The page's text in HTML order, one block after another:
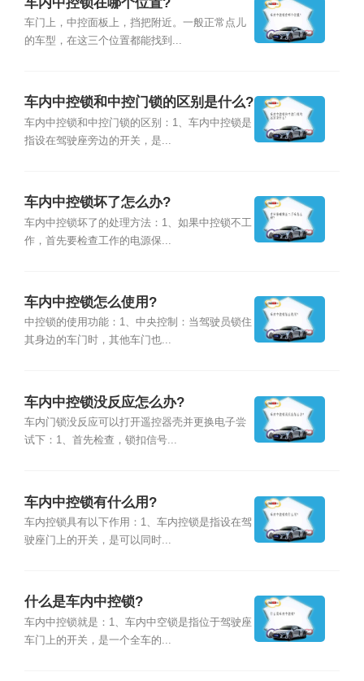
车门上，中控面板上，挡把附近。一般正常点儿
的车型，在这三个位置都能找到...
车内中控锁和中控门锁的区别是什么?
车内中控锁和中控门锁的区别：1、车内中控锁是
指设在驾驶座旁边的开关，是...
车内中控锁坏了怎么办?
车内中控锁坏了的处理方法：1、如果中控锁不工
作，首先要检查工作的电源保...
车内中控锁怎么使用?
中控锁的使用功能：1、中央控制：当驾驶员锁住
其身边的车门时，其他车门也...
车内中控锁没反应怎么办?
车内门锁没反应可以打开遥控器壳并更换电子尝
试下：1、首先检查，锁扣信号...
车内中控锁有什么用?
车内控锁具有以下作用：1、车内控锁是指设在驾
驶座门上的开关，是可以同时...
什么是车内中控锁?
车内中控锁就是：1、车内中空锁是指位于驾驶座
车门上的开关，是一个全车的...